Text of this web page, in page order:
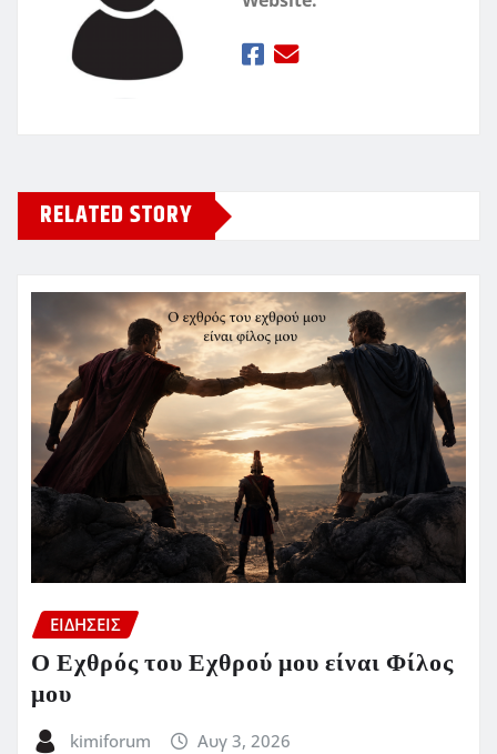
RELATED STORY
ΕΙΔΗΣΕΙΣ
Ο Εχθρός του Εχθρού μου είναι Φίλος
μου
kimiforum Αυγ 3, 2026